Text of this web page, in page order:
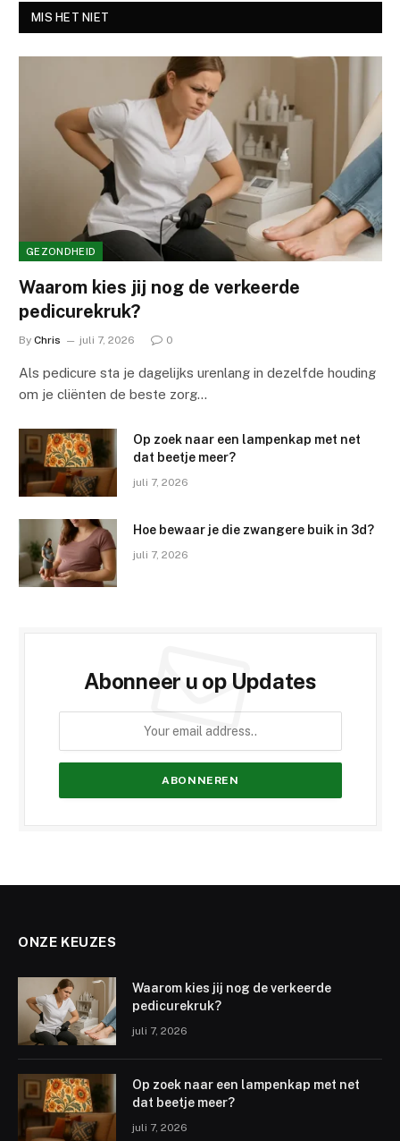
MIS HET NIET
GEZONDHEID
Waarom kies jij nog de verkeerde
pedicurekruk?
By Chris juli 7, 2026 0
Als pedicure sta je dagelijks urenlang in dezelfde houding
om je cliënten de beste zorg…
Op zoek naar een lampenkap met net
dat beetje meer?
juli 7, 2026
Hoe bewaar je die zwangere buik in 3d?
juli 7, 2026
Abonneer u op Updates
ONZE KEUZES
Waarom kies jij nog de verkeerde
pedicurekruk?
juli 7, 2026
Op zoek naar een lampenkap met net
dat beetje meer?
juli 7, 2026